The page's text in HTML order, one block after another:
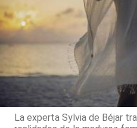
La experta Sylvia de Béjar